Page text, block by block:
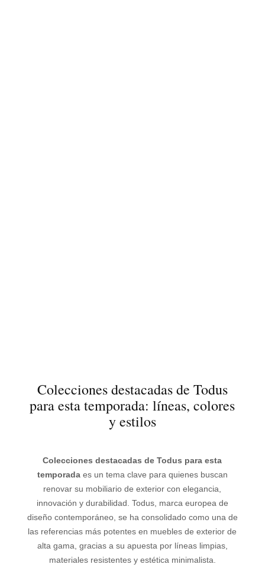
Colecciones destacadas de Todus
para esta temporada: líneas, colores
y estilos
Colecciones destacadas de Todus para esta
temporadaes un tema clave para quienes buscan
renovar su mobiliario de exterior con elegancia,
innovación y durabilidad. Todus, marca europea de
diseño contemporáneo, se ha consolidado como una de
las referencias más potentes en muebles de exterior de
alta gama, gracias a su apuesta por líneas limpias,
materiales resistentes y estética minimalista.